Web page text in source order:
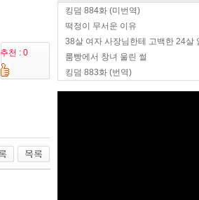
킹덤 884화 (미번역)
떡정이 무서운 이유
38살 여자 사장님한테 고백한 24살
룸빵에서 창녀 울린 썰
킹덤 883화 (번역)
추천 : 0